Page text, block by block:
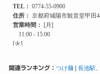
関連ランキング： つけ麺| 長池駅、